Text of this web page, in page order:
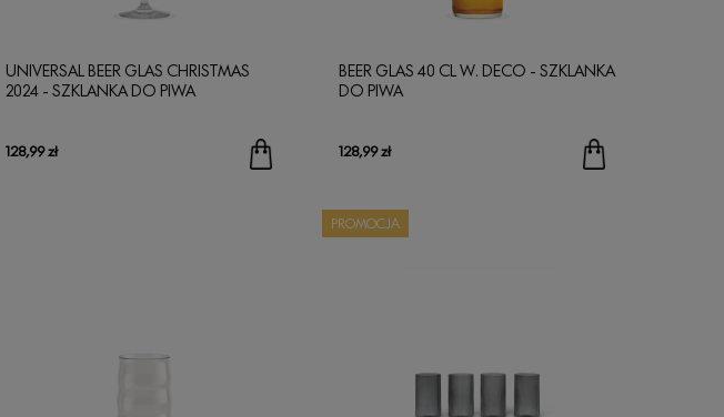
UNIVERSAL BEER GLAS CHRISTMAS
2024 - SZKLANKA DO PIWA
128,99 zł
BEER GLAS 40 CL W. DECO - SZKLANKA
DO PIWA
128,99 zł
PROMOCJA